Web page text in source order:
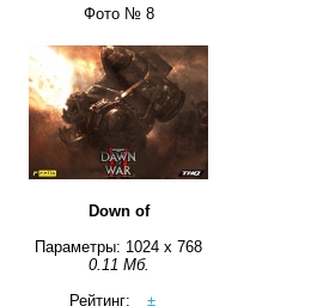
Фото № 8
Down of
Параметры: 1024 x 768
0.11 Мб.
Рейтинг:
±